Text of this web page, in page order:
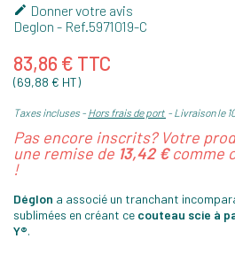
 Donner votre avis
Deglon - Ref. 5971019-C
83,86 € TTC
(69,88 € HT)
Taxes incluses Hors frais de port Livraison le
Pas encore inscrits? Votre
une remise de 13,42 €comme
!
Déglon a associé un tranchant
sublimées en créant ce couteau scie à
Y®.